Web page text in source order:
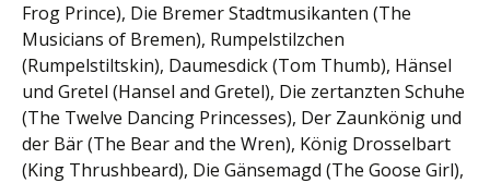
Frog Prince), Die Bremer Stadtmusikanten (The
Musicians of Bremen), Rumpelstilzchen
(Rumpelstiltskin), Daumesdick (Tom Thumb), Hänsel
und Gretel (Hansel and Gretel), Die zertanzten Schuhe
(The Twelve Dancing Princesses), Der Zaunkönig und
der Bär (The Bear and the Wren), König Drosselbart
(King Thrushbeard), Die Gänsemagd (The Goose Girl),